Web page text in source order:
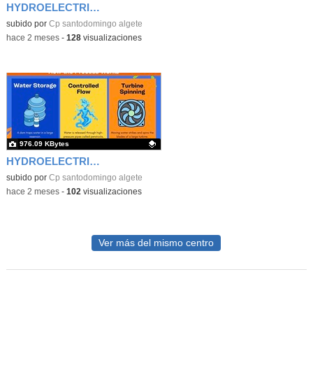
HYDROELECTRIC ENERGY
Contenido educativo.
subido por Cp santodomingo algete
-hace 2 meses- 128visualizaciones
HYDROELECTRIC ENERGY2
Contenido educativo.
subido por Cp santodomingo algete
976.09 KBytes
-hace 2 meses- 102 visualizaciones
Ver más del mismo centro